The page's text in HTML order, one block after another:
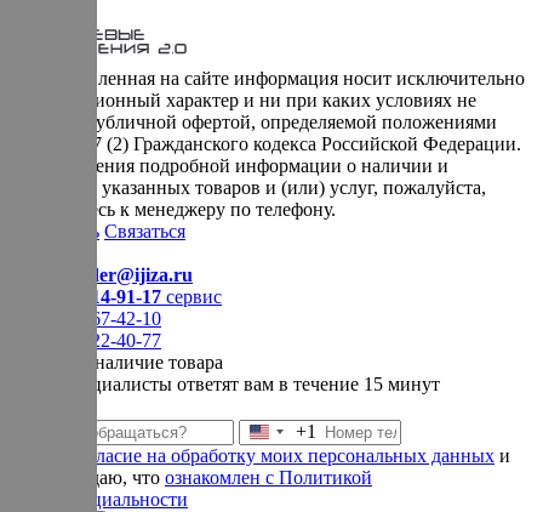
* представленная на сайте информация носит исключительно
информационный характер и ни при каких условиях не
является публичной офертой, определяемой положениями
Статьи 437 (2) Гражданского кодекса Российской Федерации.
Для получения подробной информации о наличии и
стоимости указанных товаров и (или) услуг, пожалуйста,
обращайтесь к менеджеру по телефону.
Позвонить Связаться
order@ijiza.ru
+7 (969) 714-91-17 cервис
+7 (812) 467-42-10
+7 (905) 222-40-77
Уточнить наличие товара
Наши специалисты ответят вам в течение 15 минут
Соединенные
Штаты
+1
+1
согласие на обработку моих персональных данных и
подтверждаю, что ознакомлен с Политикой
конфиденциальности